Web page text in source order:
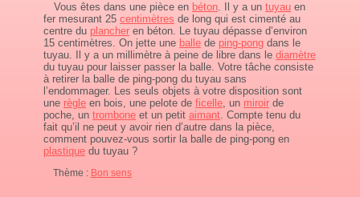
Vous êtes dans une pièce en béton. Il y a un tuyau en
fer mesurant 25 centimètres de long qui est cimenté au
centre du plancher en béton. Le tuyau dépasse d’environ
15 centimètres. On jette une balle de ping-pong dans le
tuyau. Il y a un millimètre à peine de libre dans le diamètre
du tuyau pour laisser passer la balle. Votre tâche consiste
à retirer la balle de ping-pong du tuyau sans
l’endommager. Les seuls objets à votre disposition sont
une règle en bois, une pelote de ficelle, un miroir de
poche, un trombone et un petit aimant. Compte tenu du
fait qu’il ne peut y avoir rien d’autre dans la pièce,
comment pouvez-vous sortir la balle de ping-pong en
plastique du tuyau ?
Thème : Bon sens